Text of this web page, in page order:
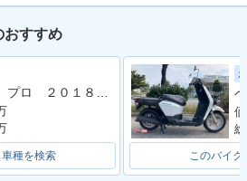
2012年 BENLY 110
PRO・新登場
おすすめ
ベンリィ プロ ２０１８年モデル シガーソケット リアボックス Ｆカゴ ナックルガード 水冷エンジン
種を検索 このバイク